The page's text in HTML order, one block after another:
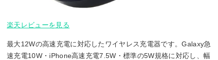
楽天レビューを見る
最大12Wの高速充電に対応したワイヤレス充電器です。Galaxy急
速充電10W・iPhone高速充電7.5W・標準の5W規格に対応し、幅